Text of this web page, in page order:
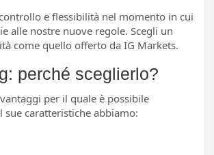
e flessibilità nel momento in cui
alle nostre nuove regole. Scegli un
come quello offerto da IG Markets.
perché sceglierlo?
per il quale è possibile
sue caratteristiche abbiamo: